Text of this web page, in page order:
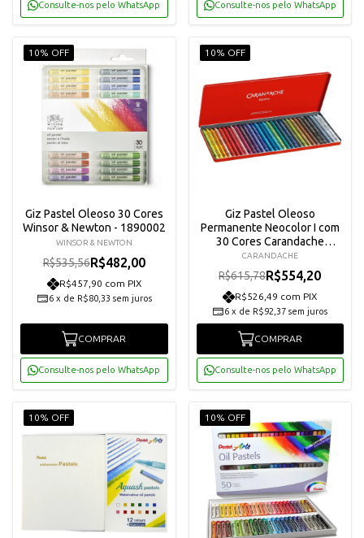
Consulte-nos pelo WhatsApp Consulte-nos pelo WhatsApp
10% OFF
Giz Pastel Oleoso 30 Cores
Winsor & Newton - 1890002
WINSOR & NEWTON
R$535,56R$482,00
R$457,90 com PIX
6 x de R$80,33 sem juros
COMPRAR
Consulte-nos pelo WhatsApp
10% OFF
Giz Pastel Oleoso
Permanente Neocolor I com
30 Cores Carandache
7000330
CARANDACHE
R$615,78R$554,20
R$526,49 com PIX
6 x de R$92,37 sem juros
COMPRAR
Consulte-nos pelo WhatsApp
10% OFF 10% OFF